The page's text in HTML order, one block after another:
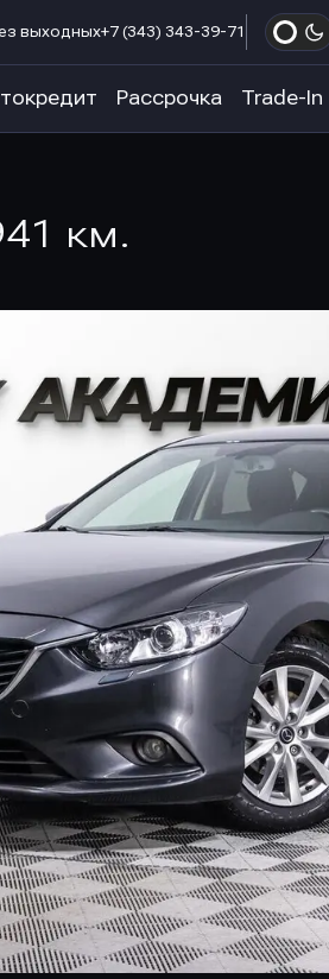
выходных+7 (343) 343-39-71
Рассрочка Trade-In
км.